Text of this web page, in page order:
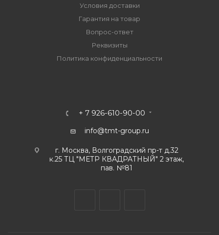
Условия доставки
Гарантия на товар
Вопрос-ответ
Реквизиты
Политика конфиденциальности
+ 7 926-610-90-00
info@tmt-group.ru
г. Москва, Волгоградский пр-т д.32
к.25 ТЦ "МЕТР КВАДРАТНЫЙ" 2 этаж,
пав. №81